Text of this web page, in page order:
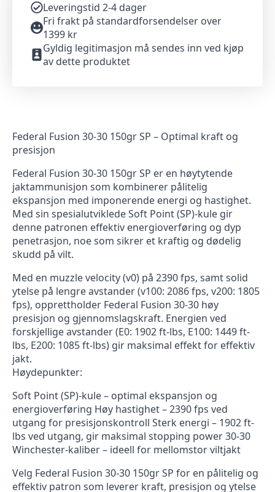
Leveringstid 2-4 dager
Fri frakt på standardforsendelser over
1399 kr
Gyldig legitimasjon må sendes inn ved kjøp
av dette produktet
Federal Fusion 30-30 150gr SP – Optimal kraft og
presisjon
Federal Fusion 30-30 150gr SP er en høytytende
jaktammunisjon som kombinerer pålitelig
ekspansjon med imponerende energi og hastighet.
Med sin spesialutviklede Soft Point (SP)-kule gir
denne patronen effektiv energioverføring og dyp
penetrasjon, noe som sikrer et kraftig og dødelig
skudd på vilt.
Med en muzzle velocity (v0) på 2390 fps, samt solid
ytelse på lengre avstander (v100: 2086 fps, v200: 1805
fps), opprettholder Federal Fusion 30-30 høy
presisjon og gjennomslagskraft. Energien ved
forskjellige avstander (E0: 1902 ft-lbs, E100: 1449 ft-
lbs, E200: 1085 ft-lbs) gir maksimal effekt for effektiv
jakt.
Høydepunkter:
Soft Point (SP)-kule – optimal ekspansjon og
energioverføring Høy hastighet – 2390 fps ved
utgang for presisjonskontroll Sterk energi – 1902 ft-
lbs ved utgang, gir maksimal stopping power 30-30
Winchester-kaliber – ideell for mellomstor viltjakt
Velg Federal Fusion 30-30 150gr SP for en pålitelig og
effektiv patron som leverer kraft, presisjon og ytelse